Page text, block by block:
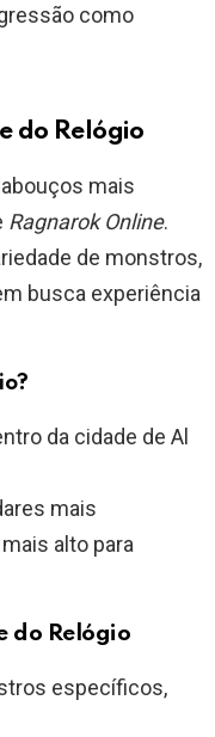
como
do Relógio
mais
Ragnarok Online.
de monstros,
busca experiência
da cidade de Al
mais
alto para
do Relógio
específicos,